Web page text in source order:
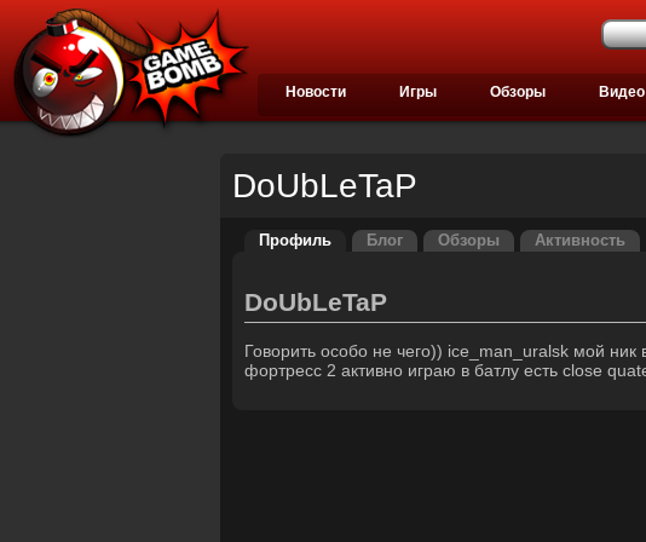
Новости Игры Обзоры Видео
DoUbLeTaP
Профиль Блог Обзоры Активность
DoUbLeTaP
Говорить особо не чего)) ice_man_uralsk мой
фортресс 2 активно играю в батлу есть close